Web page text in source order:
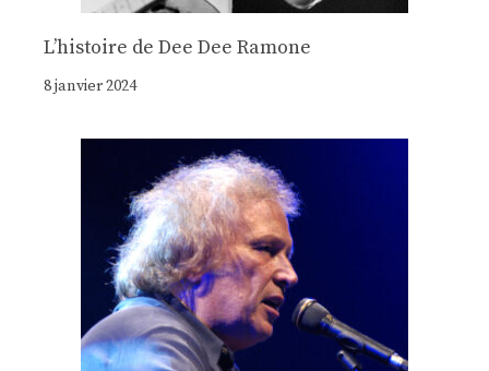
Lʼhistoire de Dee Dee Ramone
8 janvier 2024